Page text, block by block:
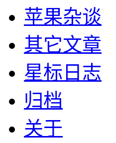
苹果杂谈
其它文章
星标日志
归档
关于